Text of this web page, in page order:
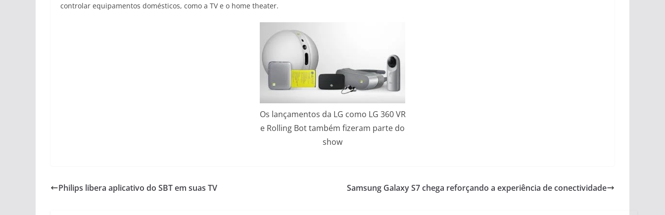
controlar equipamentos domésticos, como a TV e o home theater.
Os lançamentos da LG como LG 360 VR
e Rolling Bot também fizeram parte do
show
Philips libera aplicativo do SBT em suas TV Samsung Galaxy S7 chega reforçando a experiência de conectividade